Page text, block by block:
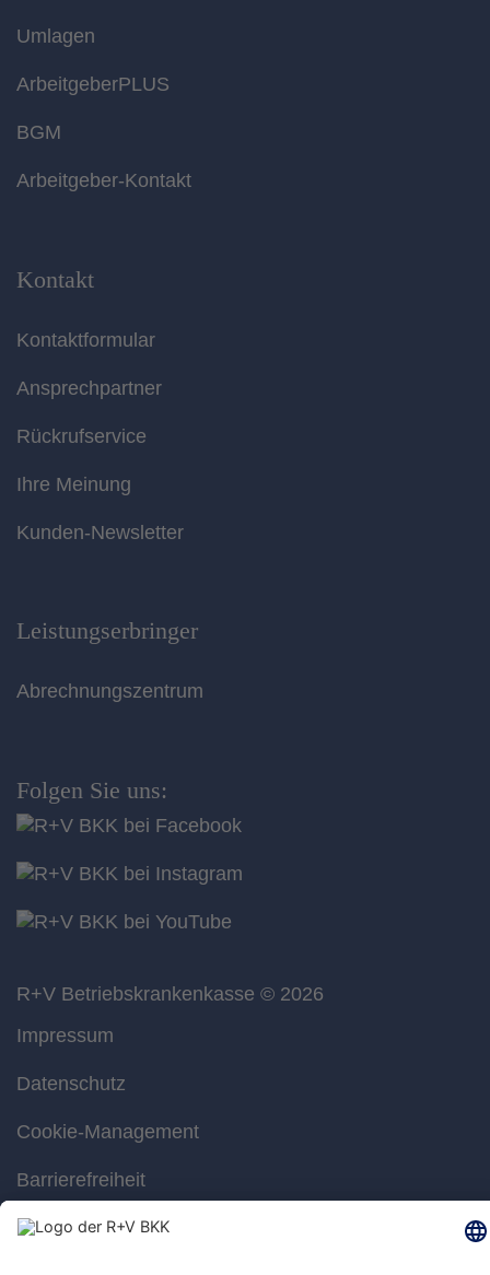
Umlagen
ArbeitgeberPLUS
BGM
Arbeitgeber-Kontakt
Kontakt
Kontaktformular
Ansprechpartner
Rückrufservice
Ihre Meinung
Kunden-Newsletter
Leistungserbringer
Abrechnungszentrum
Folgen Sie uns:
R+V Betriebskrankenkasse © 2026
Impressum
Datenschutz
Cookie-Management
Barrierefreiheit
Gebärdensprache